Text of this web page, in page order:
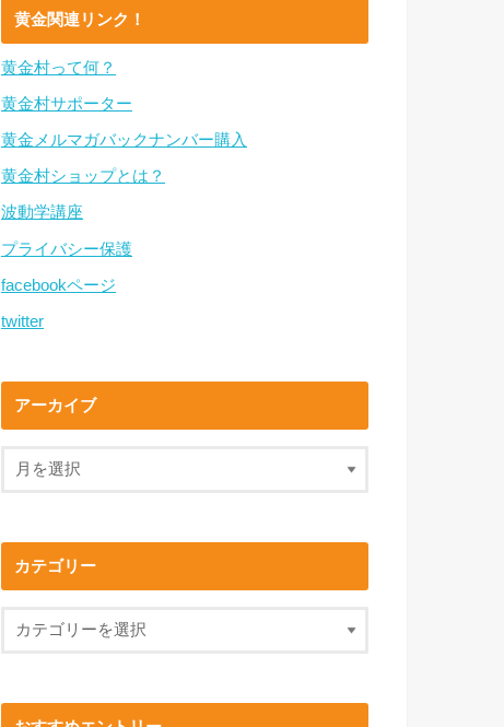
黄金関連リンク！
黄金村って何？
黄金村サポーター
黄金メルマガバックナンバー購入
黄金村ショップとは？
波動学講座
プライバシー保護
facebookページ
twitter
アーカイブ
カテゴリー